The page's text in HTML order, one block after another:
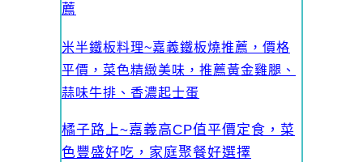
薦
米半鐵板料理~嘉義鐵板燒推薦，價格
平價，菜色精緻美味，推薦黃金雞腿、
蒜味牛排、香濃起士蛋
橘子路上~嘉義高CP值平價定食，菜
色豐盛好吃，家庭聚餐好選擇